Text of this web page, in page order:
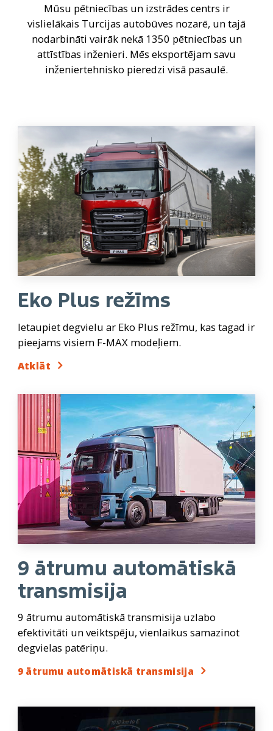
Mūsu pētniecības un izstrādes centrs ir
vislielākais Turcijas autobūves nozarē, un tajā
nodarbināti vairāk nekā 1350 pētniecības un
attīstības inženieri. Mēs eksportējam savu
inženiertehnisko pieredzi visā pasaulē.
Eko Plus režīms
Ietaupiet degvielu ar Eko Plus režīmu, kas tagad ir
pieejams visiem F-MAX modeļiem.
Atklāt
9 ātrumu automātiskā
transmisija
9 ātrumu automātiskā transmisija uzlabo
efektivitāti un veiktspēju, vienlaikus samazinot
degvielas patēriņu.
9 ātrumu automātiskā transmisija